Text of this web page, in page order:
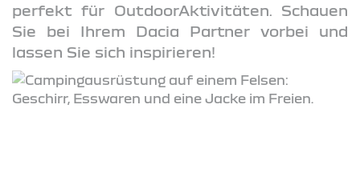
perfekt für OutdoorAktivitäten. Schauen
Sie bei Ihrem Dacia Partner vorbei und
lassen Sie sich inspirieren!